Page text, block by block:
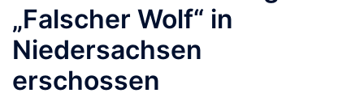
„Falscher Wolf“ in
Niedersachsen
erschossen